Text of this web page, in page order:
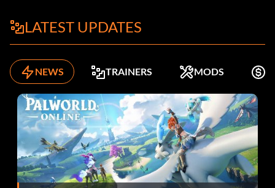
LATEST UPDATES
NEWS TRAINERS MODS